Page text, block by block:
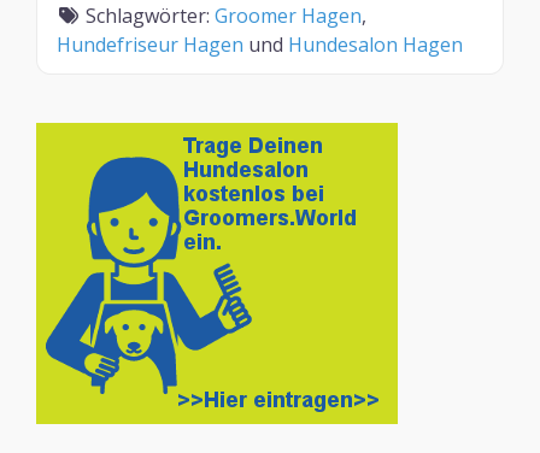
Schlagwörter: Groomer Hagen,
Hundefriseur Hagen und Hundesalon Hagen